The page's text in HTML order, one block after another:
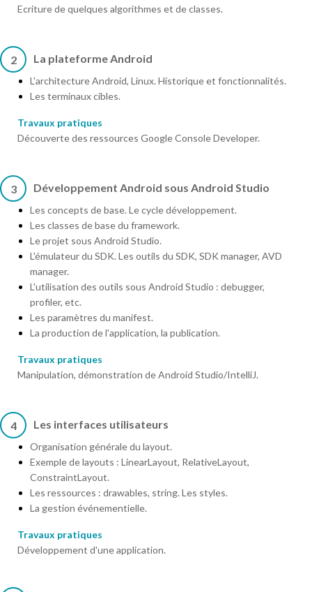
Ecriture de quelques algorithmes et de classes.
2 La plateforme Android
L'architecture Android, Linux. Historique et fonctionnalités.
Les terminaux cibles.
Travaux pratiques
Découverte des ressources Google Console Developer.
3 Développement Android sous Android Studio
Les concepts de base. Le cycle développement.
Les classes de base du framework.
Le projet sous Android Studio.
L'émulateur du SDK. Les outils du SDK, SDK manager, AVD
manager.
L'utilisation des outils sous Android Studio : debugger,
profiler, etc.
Les paramètres du manifest.
La production de l'application, la publication.
Travaux pratiques
Manipulation, démonstration de Android Studio/IntelliJ.
4 Les interfaces utilisateurs
Organisation générale du layout.
Exemple de layouts : LinearLayout, RelativeLayout,
ConstraintLayout.
Les ressources : drawables, string. Les styles.
La gestion événementielle.
Travaux pratiques
Développement d'une application.